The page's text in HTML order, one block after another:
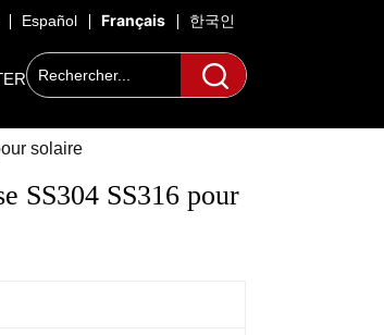
Español Français 한국인
solaire
SS304 SS316 pour